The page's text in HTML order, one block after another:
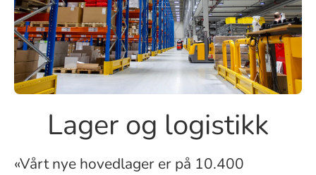
Lager og logistikk
«Vårt nye hovedlager er på 10.400